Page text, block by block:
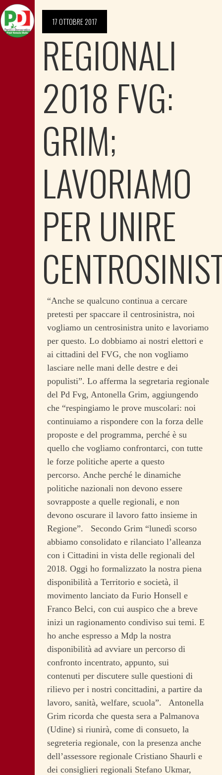
17 OTTOBRE 2017
REGIONALI
2018 FVG:
GRIM;
LAVORIAMO
PER UNIRE
“Anche se qualcuno continua a cercare
pretesti per spaccare il centrosinistra, noi
vogliamo un centrosinistra unito e lavoriamo
per questo. Lo dobbiamo ai nostri elettori e
ai cittadini del FVG, che non vogliamo
lasciare nelle mani delle destre e dei
populisti”. Lo afferma la segretaria regionale
del Pd Fvg, Antonella Grim, aggiungendo
che “respingiamo le prove muscolari: noi
continuiamo a rispondere con la forza delle
proposte e del programma, perché è su
quello che vogliamo confrontarci, con tutte
le forze politiche aperte a questo
percorso. Anche perché le dinamiche
politiche nazionali non devono essere
sovrapposte a quelle regionali, e non
devono oscurare il lavoro fatto insieme in
Regione”. Secondo Grim “lunedì scorso
abbiamo consolidato e rilanciato l’alleanza
con i Cittadini in vista delle regionali del
2018. Oggi ho formalizzato la nostra piena
disponibilità a Territorio e società, il
movimento lanciato da Furio Honsell e
Franco Belci, con cui auspico che a breve
inizi un ragionamento condiviso sui temi. E
ho anche espresso a Mdp la nostra
disponibilità ad avviare un percorso di
confronto incentrato, appunto, sui
contenuti per discutere sulle questioni di
rilievo per i nostri concittadini, a partire da
lavoro, sanità, welfare, scuola”. Antonella
Grim ricorda che questa sera a Palmanova
(Udine) si riunirà, come di consueto, la
segreteria regionale, con la presenza anche
dell’assessore regionale Cristiano Shaurli e
dei consiglieri regionali Stefano Ukmar,